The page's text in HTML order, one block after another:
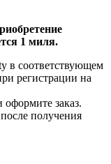
1 миля.
в соответствующем
регистрации на
заказ.
получения